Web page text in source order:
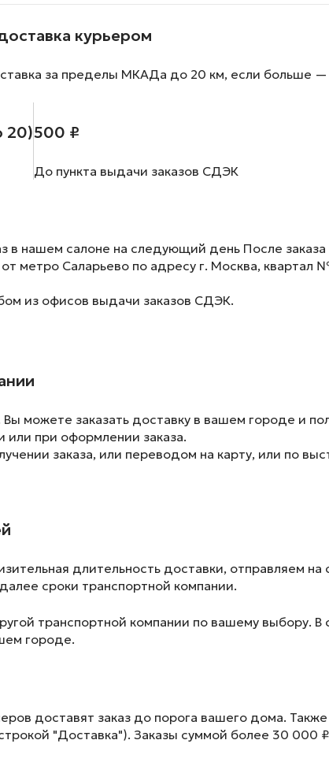
курьером
за пределы МКАДа до 20 км, если больше —
20)500 ₽
До пункта выдачи заказов СДЭК
в нашем салоне на следующий день После
метро Саларьево по адресу г. Москва,
из офисов выдачи заказов СДЭК.
можете заказать доставку в вашем городе и
или при оформлении заказа.
заказа, или переводом на карту, или по
длительность доставки, отправляем
сроки транспортной компании.
транспортной компании по вашему выбору.
городе.
доставят заказ до порога вашего дома.
"Доставка"). Заказы суммой более 30 000